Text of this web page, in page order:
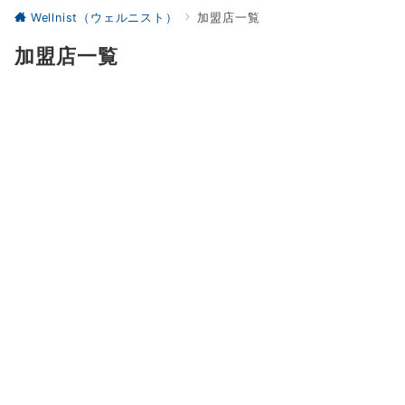
Wellnist（ウェルニスト） 加盟店一覧
加盟店一覧